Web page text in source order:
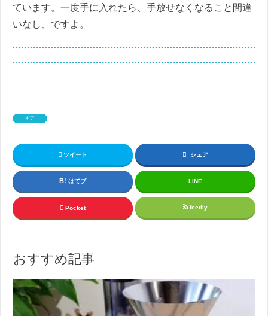
ています。一度手に入れたら、手放せなくなること間違
いなし、ですよ。
ギア
ツイート シェア
はてブ LINE
Pocket feedly
おすすめ記事